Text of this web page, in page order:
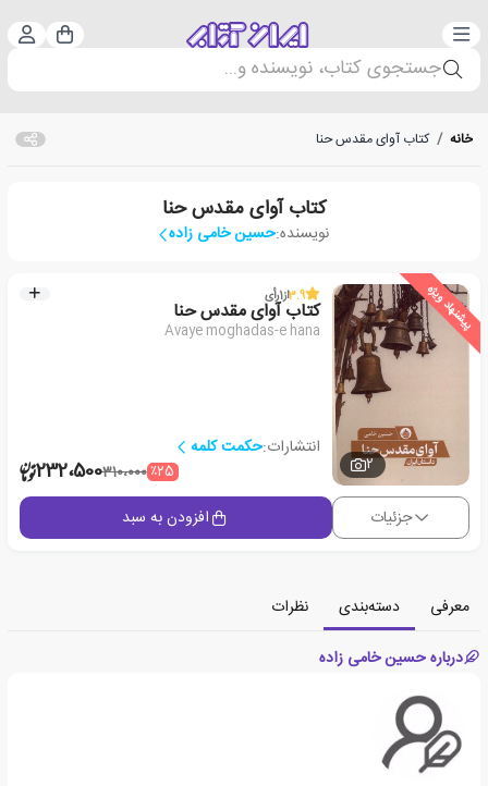
دسته‌بندی سبد
جستجوی کتاب، نویسنده و...
خانه / کتاب آوای مقدس حنا
کتاب آوای مقدس حنا
نویسنده:حسین خامی زاده
پیشنهاد ویژه
2
3.9از1رأی
کتاب آوای مقدس حنا
Avaye moghadas-e hana
انتشارات:حکمت کلمه
٪25310،000232،500
جزئیات افزودن به سبد
معرفی دسته‌بندی
نظرات
درباره حسین خامی زاده